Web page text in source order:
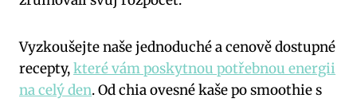
Vyzkoušejte naše jednoduché a cenově dostupné
recepty,které vám poskytnou potřebnou energii
na celý den. Od chia ovesné kaše po smoothie s